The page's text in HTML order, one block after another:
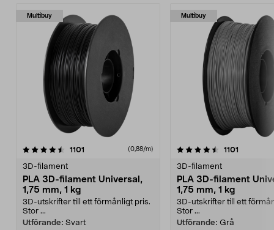
Multibuy
1101 (0,88/m)
3D-filament
PLA 3D-filament Universal,
1,75 mm, 1 kg
3D-utskrifter till ett förmånligt pris.
Stor ...
Utförande: Svart
Multibuy
4.5 av 5 stjärnor 1101
3D-filament
PLA 3D-filament
1,75 mm, 1 kg
3D-utskrifter till ett
Stor ...
Utförande: Grå
4.0 av 5 stjärnor